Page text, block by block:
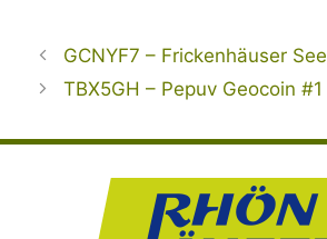
GCNYF7 – Frickenhäuser See
TBX5GH – Pepuv Geocoin #1